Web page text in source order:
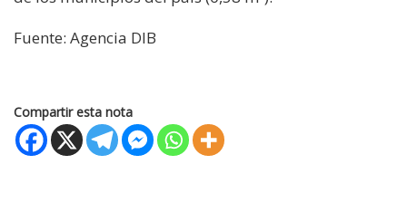
Fuente: Agencia DIB
Compartir esta nota